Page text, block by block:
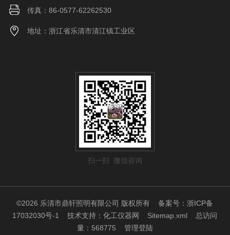
传真：86-0577-62262530
地址：浙江省乐清市清江镇工业区
扫一扫 微信咨询
©2026 乐清市鼎轩照明有限公司 版权所有备案号：浙ICP备
17032030号-1 技术支持：化工仪器网 Sitemap.xml 总访问
量：568775 管理登陆